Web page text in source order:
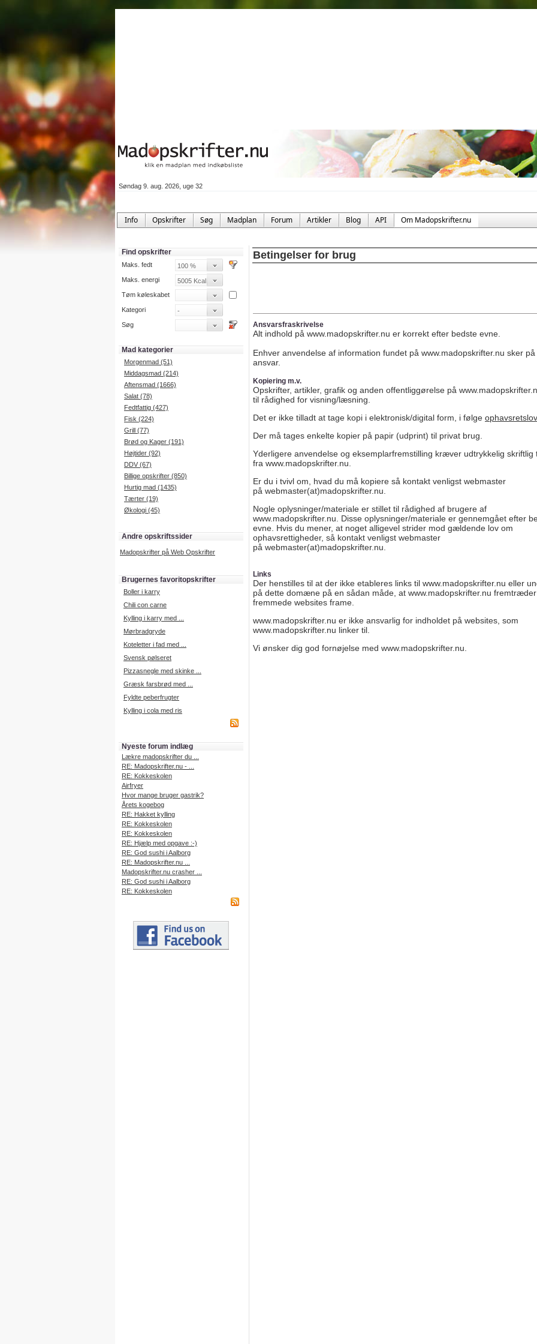
Søndag 9. aug. 2026, uge 32
Info Opskrifter Søg Madplan Forum Artikler Blog API Om Madopskrifter.nu
Find opskrifter
Maks. fedt
Maks. energi
Tøm køleskabet
Kategori
Søg
Mad kategorier
Morgenmad (51)
Middagsmad (214)
Aftensmad (1666)
Salat (78)
Fedtfattig (427)
Fisk (224)
Grill (77)
Brød og Kager (191)
Højtider (92)
DDV (67)
Billige opskrifter (850)
Hurtig mad (1435)
Tærter (19)
Økologi (45)
Andre opskriftssider
Madopskrifter på Web Opskrifter
Brugernes favoritopskrifter
Boller i karry
Chili con carne
Kylling i karry med ...
Mørbradgryde
Koteletter i fad med ...
Svensk pølseret
Pizzasnegle med skinke ...
Græsk farsbrød med ...
Fyldte peberfrugter
Kylling i cola med ris
Nyeste forum indlæg
Lækre madopskrifter du ...
RE: Madopskrifter.nu - ...
RE: Kokkeskolen
Airfryer
Hvor mange bruger gastrik?
Årets kogebog
RE: Hakket kylling
RE: Kokkeskolen
RE: Kokkeskolen
RE: Hjælp med opgave :-)
RE: God sushi i Aalborg
RE: Madopskrifter.nu ...
Madopskrifter.nu crasher ...
RE: God sushi i Aalborg
RE: Kokkeskolen
Betingelser for brug
Ansvarsfraskrivelse
Alt indhold på www.madopskrifter.nu er korrekt efter bedste evne.
Enhver anvendelse af information fundet på www.madopskrifter.nu sker
ansvar.
Kopiering m.v.
Opskrifter, artikler, grafik og anden offentliggørelse på
til rådighed for visning/læsning.
Det er ikke tilladt at tage kopi i elektronisk/digital form, i følge
Der må tages enkelte kopier på papir (udprint) til privat brug.
Yderligere anvendelse og eksemplarfremstilling kræver udtrykkelig skriftlig
fra www.madopskrifter.nu.
Er du i tvivl om, hvad du må kopiere så kontakt venligst webmaster
på webmaster(at)madopskrifter.nu.
Nogle oplysninger/materiale er stillet til rådighed af brugere af
www.madopskrifter.nu. Disse oplysninger/materiale er gennemgået efter
evne. Hvis du mener, at noget alligevel strider mod gældende lov om
ophavsrettigheder, så kontakt venligst webmaster
på webmaster(at)madopskrifter.nu.
Links
Der henstilles til at der ikke etableres links til www.madopskrifter.nu eller
på dette domæne på en sådan måde, at www.madopskrifter.nu
fremmede websites frame.
www.madopskrifter.nu er ikke ansvarlig for indholdet på websites, som
www.madopskrifter.nu linker til.
Vi ønsker dig god fornøjelse med www.madopskrifter.nu.